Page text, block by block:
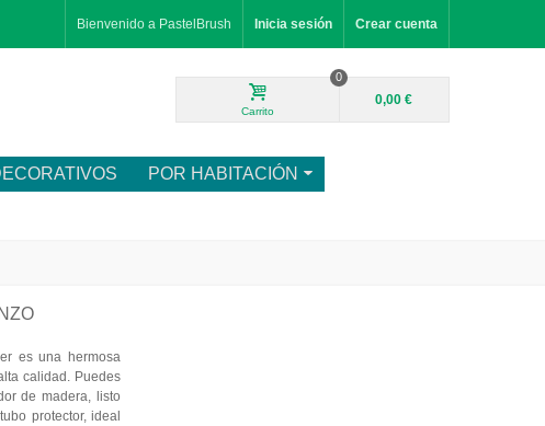
Bienvenido a PastelBrush Inicia sesión Crear cuenta
Carrito
0
0,00 €
POR HABITACIÓN
es una hermosa
calidad. Puedes
de madera, listo
protector, ideal